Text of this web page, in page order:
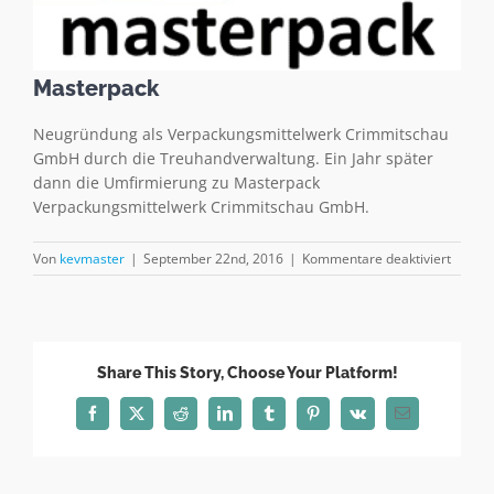
Masterpack
Neugründung als Verpackungsmittelwerk Crimmitschau
GmbH durch die Treuhandverwaltung. Ein Jahr später
dann die Umfirmierung zu Masterpack
Verpackungsmittelwerk Crimmitschau GmbH.
Von kevmaster | September 22nd, 2016 | Kommentare deaktiviertfür
Share This Story, Choose Your Platform!
Facebook
X Reddit LinkedInTumblrPinterest
Vk
E-
Mail